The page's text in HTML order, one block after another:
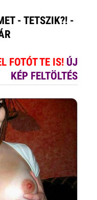
- TETSZIK?! -
FOTÓT TE IS! ÚJ
KÉP FELTÖLTÉS